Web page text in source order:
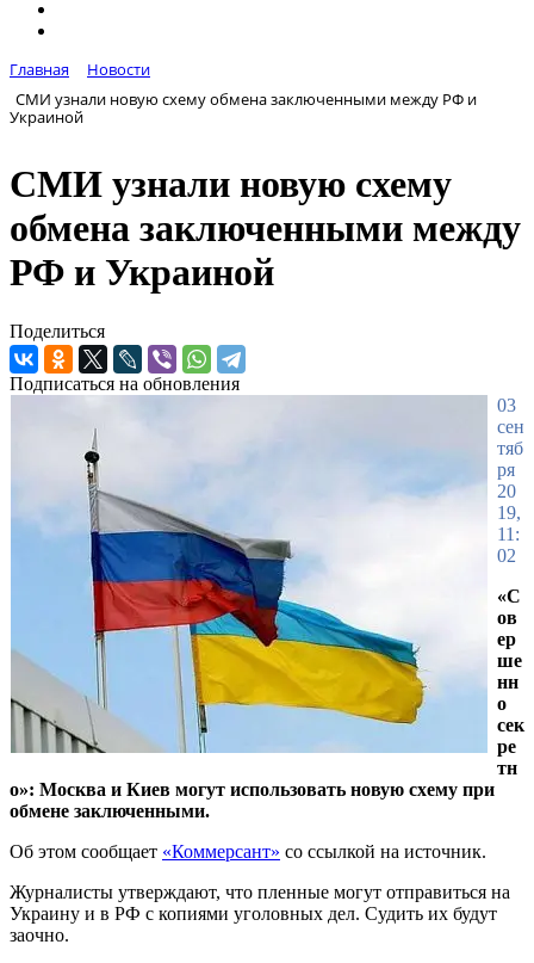
Главная
Новости
СМИ узнали новую схему обмена заключенными между РФ и
Украиной
СМИ узнали новую схему
обмена заключенными между
РФ и Украиной
Поделиться
Подписаться на обновления
03
сен
тяб
ря
20
19,
11:
02
«С
ов
ер
ше
нн
о
сек
ре
тн
о»: Москва и Киев могут использовать новую схему при
обмене заключенными.
Об этом сообщает «Коммерсант» со ссылкой на источник.
Журналисты утверждают, что пленные могут отправиться на
Украину и в РФ с копиями уголовных дел. Судить их будут
заочно.